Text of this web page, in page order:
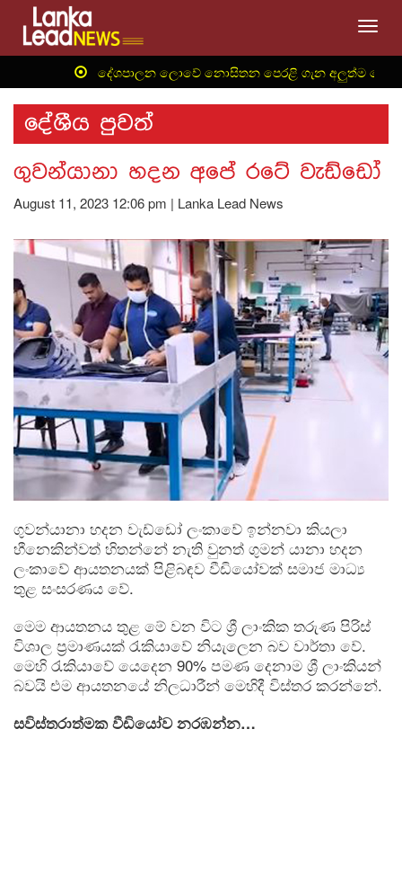
දේශපාලන ලොවේ නොසිතන පෙරළි ගැන අලුත්ම තොරතුරු
දේශීය පුවත්
ගුවන්යානා හදන අපේ රටේ වැඩ්ඩෝ
August 11, 2023 12:06 pm | Lanka Lead News
ගුවන්යානා හදන වැඩ්ඩෝ ලංකාවේ ඉන්නවා කියලා
හීනෙකින්වත් හිතන්නේ නැති වුනත් ගුමන් යානා හදන
ලංකාවේ ආයතනයක් පිළිබඳව වීඩියෝවක් සමාජ මාධ්‍ය
තුළ සංසරණය වේ.
මෙම ආයතනය තුළ මේ වන විට ශ්‍රී ලාංකික තරුණ පිරිස්
විශාල ප්‍රමාණයක් රැකියාවේ නියැලෙන බව වාර්තා වේ.
මෙහි රැකියාවේ යෙදෙන 90% පමණ දෙනාම ශ්‍රී ලාංකියන්
බවයි එම ආයතනයේ නිලධාරීන් මෙහිදී විස්තර කරන්නේ.
සවිස්තරාත්මක වීඩියෝව නරඹන්න…